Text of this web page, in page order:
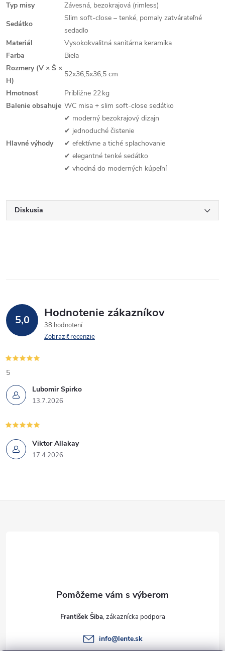
Typ misy
Závesná, bezokrajová (rimless)
Sedátko
Slim soft‑close – tenké, pomaly zatvárateľné
sedadlo
Materiál
Vysokokvalitná sanitárna keramika
Farba
Biela
Rozmery (V × Š ×
H)
52x36,5x36,5 cm
Hmotnosť
Približne 22 kg
Balenie obsahuje WC misa + slim soft‑close sedátko
Hlavné výhody
✔ moderný bezokrajový dizajn
✔ jednoduché čistenie
✔ efektívne a tiché splachovanie
✔ elegantné tenké sedátko
✔ vhodná do moderných kúpeľní
Diskusia
5,0 Hodnotenie zákazníkov
38 hodnotení
Zobraziť recenzie
Lubomir Spirko
13.7.2026
5
Viktor Allakay
17.4.2026
František Šiba
info@lente.sk